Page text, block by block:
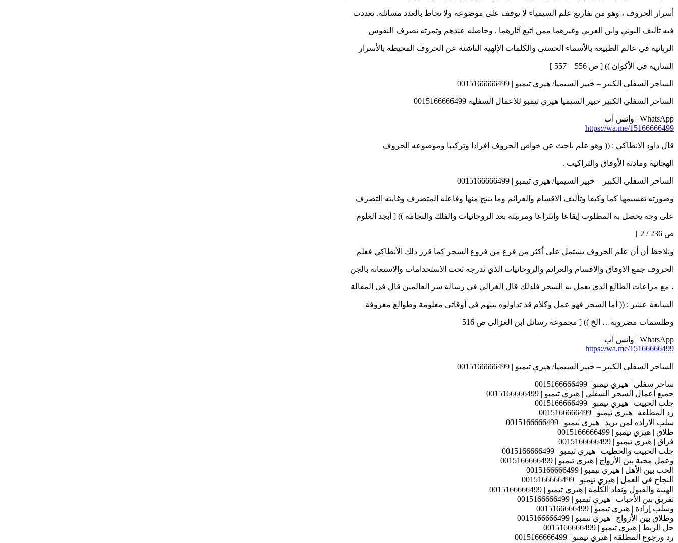
أسرار الحروف ، وهو من تفاريع علم السيمياء لا يوقف على موضوعه ولا تحاط بالعدد مسائله. تعددت
فيه تآليف البوني وابن العربي وغيرهما ممن اتبع آثارهما . وحاصله عندهم وثمرته تصرف النفوس
الربانية في عالم الطبيعة بالأسماء الحسنى والكلمات الإلهية الناشئة عن الحروف المحيطة بالأسرار
السارية في الأكوان )) [ ص 556 – 557 ]
الساحر السفلي الكبير – خبير السيميا/ هيري تيمبو | 0015166666499
الساحر السفلي الكبير خبير السيميا هيري تيمبو للاعمال السفلية 0015166666499
WhatsApp | واتس آب
https://wa.me/15166666499
قال داود الانطاكي : (( وهو علم باحث عن خواص الحروف افرادا وتركيبا وموضوعه الحروف
الهجائية ومادته الأوفاق والتراكيب .
الساحر السفلي الكبير – خبير السيميا/ هيري تيمبو | 0015166666499
وصورته تقسيمها كما وكيفا وتأليف الاقسام والعزائم وما ينتج منها وفاعله المتصرف وغايته التصرف
على وجه يحصل به المطلوب إيقاعا وانتزاعا ومرتبته بعد الروحانيات والفلك والنجامة )) [ أبجد العلوم
ص 236 / 2 ]
ونلاحظ أن أن علم الحروف يشتمل على أكثر من فرع من فروع السحر كما قرر ذلك الأنطاكي فعلم
الحروف جمع الاوفاق والاقسام والعزائم والروحانيات الذي ندرجه تحت الاستخدامات والاستعانة بالجن
، مع مراعات الطالع الذي يعمل به السحر فلذلك قال الغزالي في رسالة سر العالمين قال في المقالة
السابعة عشر : (( أما السحر فهو عمل وكلام قد تداولوه بينهم في أوقاتي معلومة وطوالع معروفة
وطلسمات مضروبة… الخ )) [ مجموعة رسائل ابن الغزالي ص 516
WhatsApp | واتس آب
https://wa.me/15166666499
الساحر السفلي الكبير – خبير السيميا/ هيري تيمبو | 0015166666499
ساحر سفلي | هيري تيمبو | 0015166666499
جميع اعمال السحر السفلي | هيري تيمبو | 0015166666499
جلب الحبيب | هيري تيمبو | 0015166666499
رد المطلقه | هيري تيمبو | 0015166666499
سلب الاراده لمن تريد | هيري تيمبو | 0015166666499
طلاق | هيري تيمبو | 0015166666499
فراق | هيري تيمبو | 0015166666499
جلب الحبيب والخطيب | هيري تيمبو | 0015166666499
وعمل محبة بين الأزواج | هيري تيمبو | 0015166666499
الحب بين الأهل | هيري تيمبو | 0015166666499
النجاح في العمل | هيري تيمبو | 0015166666499
الهيبة والقبول ونفاذ الكلمة | هيري تيمبو | 0015166666499
تفريق بين الأحباب | هيري تيمبو | 0015166666499
وسلب إرادة | هيري تيمبو | 0015166666499
وطلاق بين الأزواج | هيري تيمبو | 0015166666499
حل الربط | هيري تيمبو | 0015166666499
رد ورجوع المطلقة | هيري تيمبو | 0015166666499